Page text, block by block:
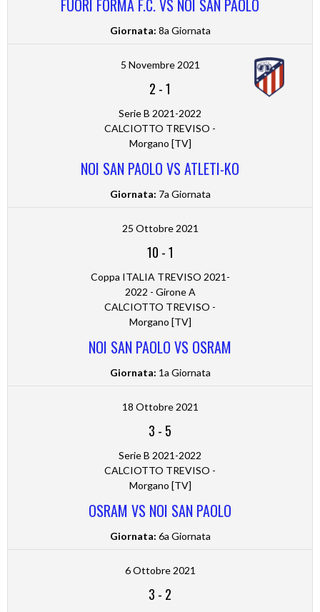
FUORI FORMA F.C. VS NOI SAN PAOLO
Giornata: 8a Giornata
5 Novembre 2021
2 -1
Serie B 2021-2022
CALCIOTTO TREVISO -
Morgano [TV]
NOI SAN PAOLO VS ATLETI-KO
Giornata: 7a Giornata
25 Ottobre 2021
10 -1
Coppa ITALIA TREVISO 2021-
2022 - Girone A
CALCIOTTO TREVISO -
Morgano [TV]
NOI SAN PAOLO VS OSRAM
Giornata: 1a Giornata
18 Ottobre 2021
3 - 5
Serie B 2021-2022
CALCIOTTO TREVISO -
Morgano [TV]
OSRAM VS NOI SAN PAOLO
Giornata: 6a Giornata
6 Ottobre 2021
3 - 2